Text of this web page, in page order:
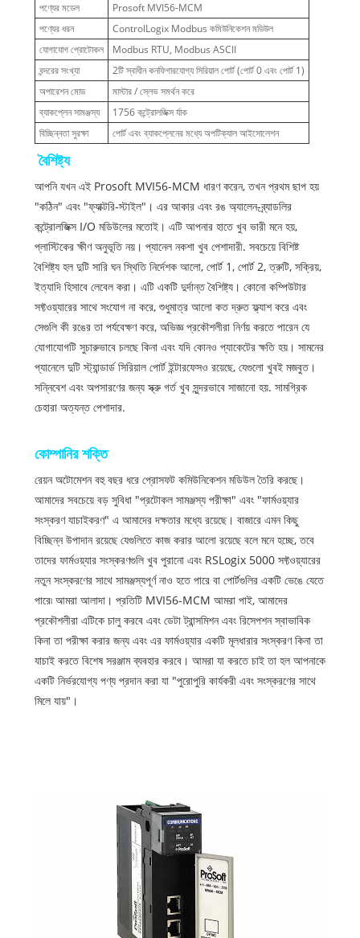
পণ্যের মডেল
Prosoft MVI56-MCM
পণ্যের ধরন
ControlLogix Modbus কমিউনিকেশন মডিউল
যোগাযোগ প্রোটোকল
Modbus RTU, Modbus ASCII
বন্দরের সংখ্যা
2টি স্বাধীন কনফিগারযোগ্য সিরিয়াল পোর্ট (পোর্ট 0 এবং পোর্ট 1)
অপারেশন মোড
মাস্টার / স্লেভ সমর্থন করে
ব্যাকপ্লেন সামঞ্জস্য
1756 কন্ট্রোলজিক্স র্যাক
বিচ্ছিন্নতা সুরক্ষা
পোর্ট এবং ব্যাকপ্লেনের মধ্যে অপটিক্যাল আইসোলেশন
বৈশিষ্ট্য
আপনি যখন এই Prosoft MVI56-MCM ধারণ করেন, তখন প্রথম ছাপ হয়
"কঠিন" এবং "ফ্যাক্টরি-স্টাইল"। এর আকার এবং রঙ অ্যালেন-ব্র্যাডলির
কন্ট্রোলজিক্স I/O মডিউলের মতোই। এটি আপনার হাতে খুব ভারী মনে হয়,
প্লাস্টিকের ক্ষীণ অনুভূতি নয়। প্যানেল নকশা খুব পেশাদারী. সবচেয়ে বিশিষ্ট
বৈশিষ্ট্য হল দুটি সারি ঘন স্থিতি নির্দেশক আলো, পোর্ট 1, পোর্ট 2, ত্রুটি, সক্রিয়,
ইত্যাদি হিসাবে লেবেল করা। এটি একটি দুর্দান্ত বৈশিষ্ট্য। কোনো কম্পিউটার
সফ্টওয়্যারের সাথে সংযোগ না করে, শুধুমাত্র আলো কত দ্রুত ফ্ল্যাশ করে এবং
সেগুলি কী রঙের তা পর্যবেক্ষণ করে, অভিজ্ঞ প্রকৌশলীরা নির্ণয় করতে পারেন যে
যোগাযোগটি সুচারুভাবে চলছে কিনা এবং যদি কোনও প্যাকেটের ক্ষতি হয়। সামনের
প্যানেলে দুটি স্ট্যান্ডার্ড সিরিয়াল পোর্ট ইন্টারফেসও রয়েছে, যেগুলো খুবই মজবুত।
সন্নিবেশ এবং অপসারণের জন্য স্ক্রু গর্ত খুব সুন্দরভাবে সাজানো হয়. সামগ্রিক
চেহারা অত্যন্ত পেশাদার.
কোম্পানির শক্তি
রেয়ন অটোমেশন বহু বছর ধরে প্রোসফট কমিউনিকেশন মডিউল তৈরি করছে।
আমাদের সবচেয়ে বড় সুবিধা "প্রটোকল সামঞ্জস্য পরীক্ষা" এবং "ফার্মওয়্যার
সংস্করণ যাচাইকরণ" এ আমাদের দক্ষতার মধ্যে রয়েছে। বাজারে এমন কিছু
বিচ্ছিন্ন উপাদান রয়েছে যেগুলিতে কাজ করার আলো রয়েছে বলে মনে হচ্ছে, তবে
তাদের ফার্মওয়্যার সংস্করণগুলি খুব পুরানো এবং RSLogix 5000 সফ্টওয়্যারের
নতুন সংস্করণের সাথে সামঞ্জস্যপূর্ণ নাও হতে পারে বা পোর্টগুলির একটি ভেঙে যেতে
পারে৷ আমরা আলাদা। প্রতিটি MVI56-MCM আমরা পাই, আমাদের
প্রকৌশলীরা এটিকে চালু করবে এবং ডেটা ট্রান্সমিশন এবং রিসেপশন স্বাভাবিক
কিনা তা পরীক্ষা করার জন্য এবং এর ফার্মওয়্যার একটি মূলধারার সংস্করণ কিনা তা
যাচাই করতে বিশেষ সরঞ্জাম ব্যবহার করবে। আমরা যা করতে চাই তা হল আপনাকে
একটি নির্ভরযোগ্য পণ্য প্রদান করা যা "পুরোপুরি কার্যকরী এবং সংস্করণের সাথে
মিলে যায়"।